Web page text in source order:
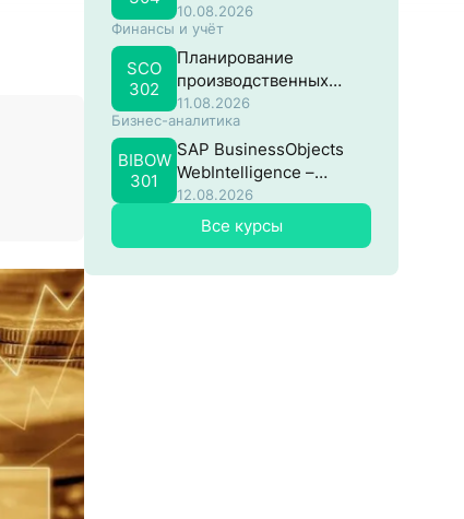
материальными
потоками в SAP
10.08.2026
Финансы и учёт
SCO
302
Планирование
производственных
затрат в SAP
11.08.2026
Бизнес-аналитика
BIBOW
301
SAP BusinessObjects
WebIntelligence –
Продвинутый
12.08.2026
Все курсы